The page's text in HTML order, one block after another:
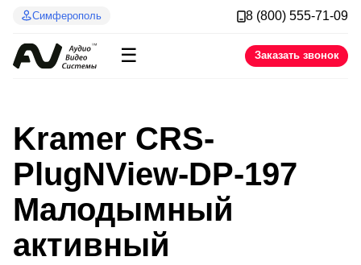
Симферополь 8 (800) 555-71-09
☰ Заказать звонок
Kramer CRS-
PlugNView-DP-197
Малодымный
активный